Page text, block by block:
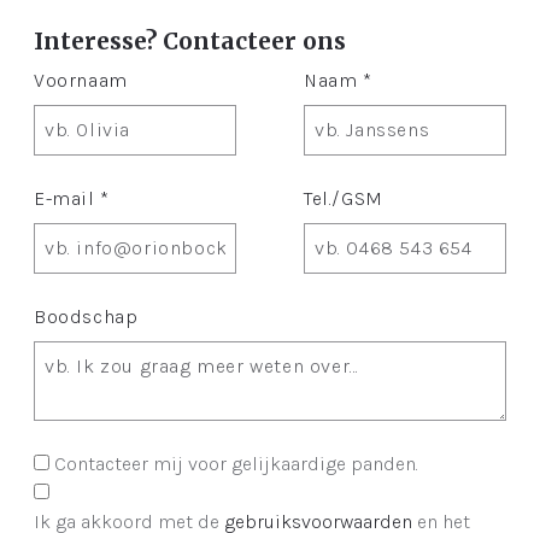
Interesse? Contacteer ons
Voornaam Naam *
E-mail * Tel./GSM
Boodschap
Contacteer mij voor gelijkaardige panden.
Ik ga akkoord met de gebruiksvoorwaarden en het